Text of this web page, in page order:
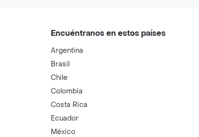
Encuéntranos en estos países
Argentina
Brasil
Chile
Colombia
Costa Rica
Ecuador
México